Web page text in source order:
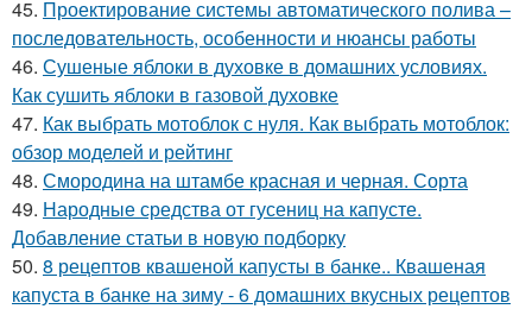
45. Проектирование системы автоматического полива –
последовательность, особенности и нюансы работы
46. Сушеные яблоки в духовке в домашних условиях.
Как сушить яблоки в газовой духовке
47. Как выбрать мотоблок с нуля. Как выбрать мотоблок:
обзор моделей и рейтинг
48. Смородина на штамбе красная и черная. Сорта
49. Народные средства от гусениц на капусте.
Добавление статьи в новую подборку
50. 8 рецептов квашеной капусты в банке.. Квашеная
капуста в банке на зиму - 6 домашних вкусных рецептов